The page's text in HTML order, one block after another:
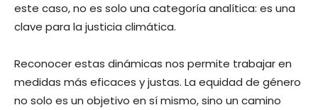
este caso, no es solo una categoría analítica: es una
clave para la justicia climática.
Reconocer estas dinámicas nos permite trabajar en
medidas más eficaces y justas. La equidad de género
no solo es un objetivo en sí mismo, sino un camino